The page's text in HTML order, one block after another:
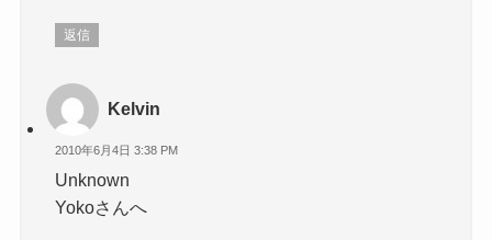
返信
Kelvin
2010年6月4日 3:38 PM
Unknown
Yokoさんへ